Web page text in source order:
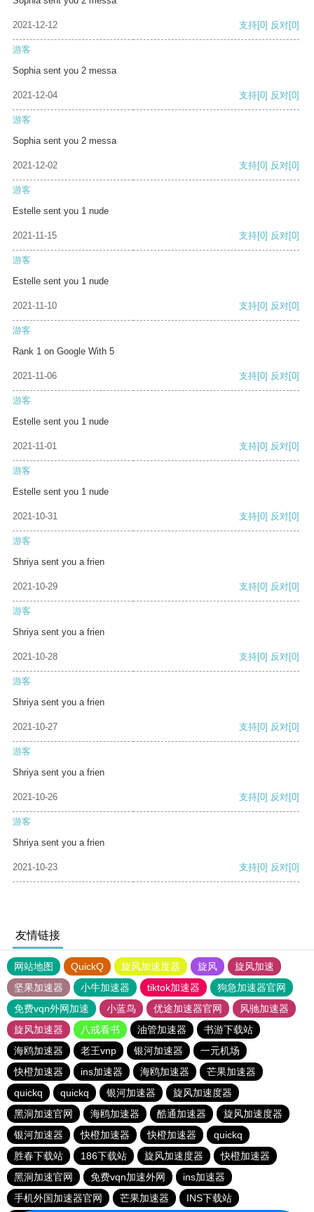
2021-12-12 支持[0] 反对[0]
游客
Sophia sent you 2 messa
2021-12-04 支持[0] 反对[0]
游客
Sophia sent you 2 messa
2021-12-02 支持[0] 反对[0]
游客
Estelle sent you 1 nude
2021-11-15 支持[0] 反对[0]
游客
Estelle sent you 1 nude
2021-11-10 支持[0] 反对[0]
游客
Rank 1 on Google With 5
2021-11-06 支持[0] 反对[0]
游客
Estelle sent you 1 nude
2021-11-01 支持[0] 反对[0]
游客
Estelle sent you 1 nude
2021-10-31 支持[0] 反对[0]
游客
Shriya sent you a frien
2021-10-29 支持[0] 反对[0]
游客
Shriya sent you a frien
2021-10-28 支持[0] 反对[0]
游客
Shriya sent you a frien
2021-10-27 支持[0] 反对[0]
游客
Shriya sent you a frien
2021-10-26 支持[0] 反对[0]
游客
Shriya sent you a frien
2021-10-23 支持[0] 反对[0]
友情链接
网站地图 QuickQ 旋风加速度器 旋风
旋风加速
坚果加速器
小牛加速器 tiktok加速器
狗急加速器官网
免费vqn外网加速
小蓝鸟 优途加速器官网
风驰加速器
旋风加速器
八戒看书 油管加速器
书游下载站
海鸥加速器
老王vnp 银河加速器
一元机场
快橙加速器
ins加速器 海鸥加速器
芒果加速器
quickq
quickq 银河加速器
旋风加速度器
黑洞加速官网
海鸥加速器 酷通加速器
旋风加速度器
银河加速器
快橙加速器 快橙加速器
quickq
胜春下载站
186下载站 旋风加速度器
快橙加速器
黑洞加速官网
免费vqn加速外网
ins加速器
手机外国加速器官网
芒果加速器 INS下载站